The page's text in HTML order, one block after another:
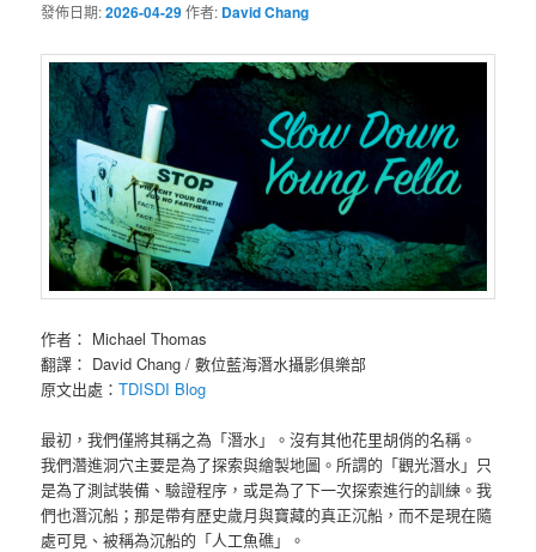
發佈日期:2026-04-29作者: David Chang
作者： Michael Thomas
翻譯： David Chang / 數位藍海潛水攝影俱樂部
原文出處：TDISDI Blog
最初，我們僅將其稱之為「潛水」。沒有其他花里胡俏的名稱。
我們濳進洞穴主要是為了探索與繪製地圖。所謂的「觀光潛水」只
是為了測試裝備、驗證程序，或是為了下一次探索進行的訓練。我
們也潛沉船；那是帶有歷史歲月與寶藏的真正沉船，而不是現在隨
處可見、被稱為沉船的「人工魚礁」。